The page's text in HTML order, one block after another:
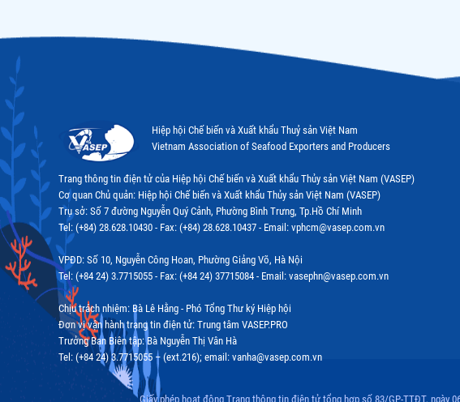
Hiệp hội Chế biến và Xuất khẩu Thuỷ sản Việt Nam
Vietnam Association of Seafood Exporters and Producers
Trang thông tin điện tử của Hiệp hội Chế biến và Xuất khẩu Thủy sản Việt Nam (VASEP)
Cơ quan Chủ quản: Hiệp hội Chế biến và Xuất khẩu Thủy sản Việt Nam (VASEP)
Trụ sở: Số 7 đường Nguyễn Quý Cảnh, Phường Bình Trưng, Tp.Hồ Chí Minh
Tel: (+84) 28.628.10430 - Fax: (+84) 28.628.10437 - Email: vphcm@vasep.com.vn
VPĐD: Số 10, Nguyễn Công Hoan, Phường Giảng Võ, Hà Nội
Tel: (+84 24) 3.7715055 - Fax: (+84 24) 37715084 - Email: vasephn@vasep.com.vn
Chịu trách nhiệm: Bà Lê Hằng - Phó Tổng Thư ký Hiệp hội
Đơn vị vận hành trang tin điện tử: Trung tâm VASEP.PRO
Trưởng Ban Biên tập: Bà Nguyễn Thị Vân Hà
Tel: (+84 24) 3.7715055 – (ext.216); email: vanha@vasep.com.vn
Giấy phép hoạt động Trang thông tin điện tử tổng hợp số 83/GP-TTĐT, ngày